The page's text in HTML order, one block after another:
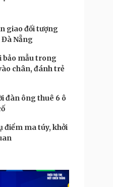
giao đối tượng
Nẵng
bảo mẫu trong
chân, đánh trẻ
đàn ông thuê 6 ô
điểm ma túy, khởi